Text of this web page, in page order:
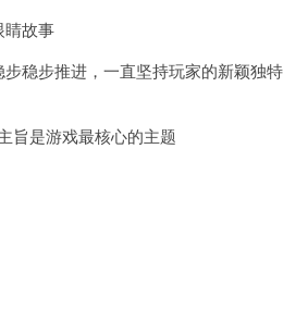
睛故事
稳步推进，一直坚持玩家的新颖独特
旨是游戏最核心的主题